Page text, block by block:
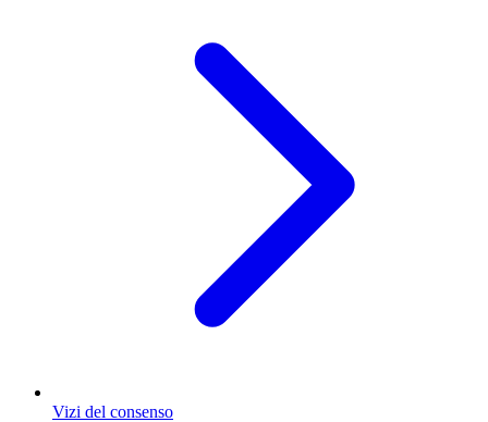
Vizi del consenso